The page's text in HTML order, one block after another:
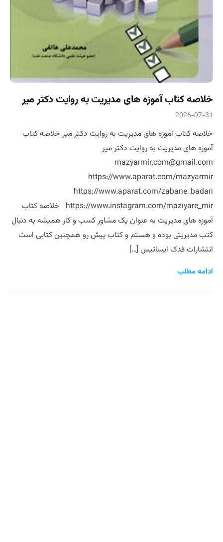
خلاصه کتاب آموزه های مدیریت به روایت دکتر میر
2026-07-31
خلاصه کتاب آموزه های مدیریت به روایت دکتر میر خلاصه کتاب
آموزه های مدیریت به روایت دکتر میر
mazyarmir.com@gmail.com
https://www.aparat.com/mazyarmir
https://www.aparat.com/zabane_badan
https://www.instagram.com/maziyare_mir خلاصه کتاب
آموزه های مدیریت به عنوان یک مشاور کسب و کار همیشه به دنبال
کتب مدیریتی بوده و هستم و کتاب پیش رو همچنین کتابی است
انتشارات فدک ایساتیس […]
ادامه مطلب